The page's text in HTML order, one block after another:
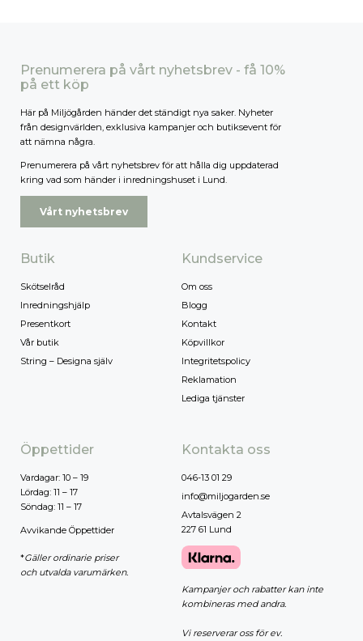
Prenumerera på vårt nyhetsbrev - få 10%
på ett köp
Här på Miljögården händer det ständigt nya saker. Nyheter
från designvärlden, exklusiva kampanjer och butiksevent för
att nämna några.
Prenumerera på vårt nyhetsbrev för att hålla dig uppdaterad
kring vad som händer i inredningshuset i Lund.
Vårt nyhetsbrev
Butik
Skötselråd
Inredningshjälp
Presentkort
Vår butik
String – Designa själv
Kundservice
Om oss
Blogg
Kontakt
Köpvillkor
Integritetspolicy
Reklamation
Lediga tjänster
Öppettider
Vardagar: 10 – 19
Lördag: 11 – 17
Söndag: 11 – 17
Avvikande Öppettider
*Gäller ordinarie priser
och utvalda varumärken.
Kontakta oss
046-13 01 29
info@miljogarden.se
Avtalsvägen 2
227 61 Lund
Kampanjer och rabatter kan inte
kombineras med andra.
Vi reserverar oss för ev.